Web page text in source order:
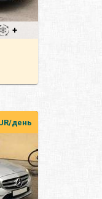
+
день